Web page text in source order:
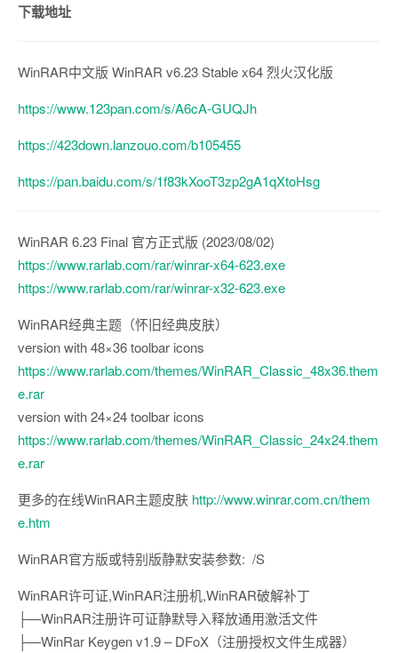
下载地址
WinRAR中文版 WinRAR v6.23 Stable x64 烈火汉化版
https://www.123pan.com/s/A6cA-GUQJh
https://423down.lanzouo.com/b105455
https://pan.baidu.com/s/1f83kXooT3zp2gA1qXtoHsg
WinRAR 6.23 Final 官方正式版 (2023/08/02)
https://www.rarlab.com/rar/winrar-x64-623.exe
https://www.rarlab.com/rar/winrar-x32-623.exe
WinRAR经典主题（怀旧经典皮肤）
version with 48×36 toolbar icons
https://www.rarlab.com/themes/WinRAR_Classic_48x36.them
e.rar
version with 24×24 toolbar icons
https://www.rarlab.com/themes/WinRAR_Classic_24x24.them
e.rar
更多的在线WinRAR主题皮肤 http://www.winrar.com.cn/them
e.htm
WinRAR官方版或特别版静默安装参数: /S
WinRAR许可证,WinRAR注册机,WinRAR破解补丁
├—WinRAR注册许可证静默导入释放通用激活文件
├—WinRar Keygen v1.9 – DFoX（注册授权文件生成器）